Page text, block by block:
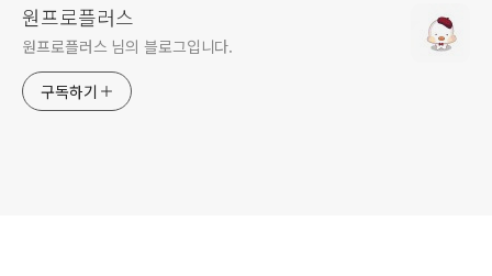
원프로플러스
원프로플러스 님의 블로그입니다.
구독하기